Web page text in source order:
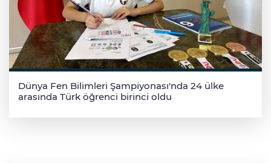
Dünya Fen Bilimleri Şampiyonası'nda 24 ülke
arasında Türk öğrenci birinci oldu